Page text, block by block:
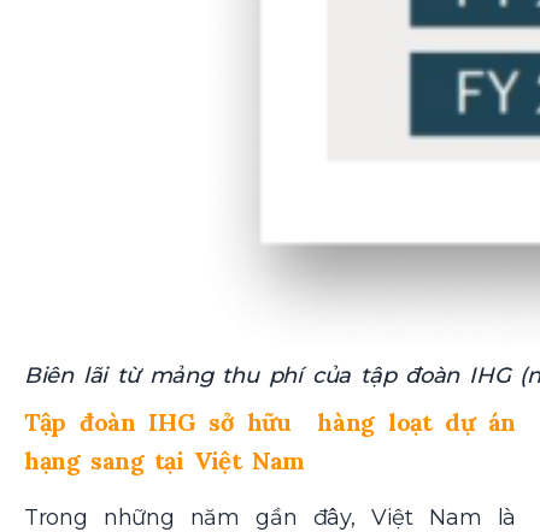
Biên lãi từ mảng thu phí của tập đoàn IHG
Tập đoàn IHG sở hữu hàng loạt dự án
hạng sang tại Việt Nam
Trong những năm gần đây, Việt Nam là